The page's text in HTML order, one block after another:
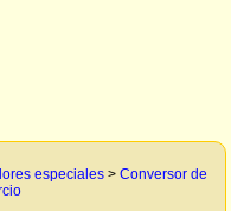
especiales > Conversor de